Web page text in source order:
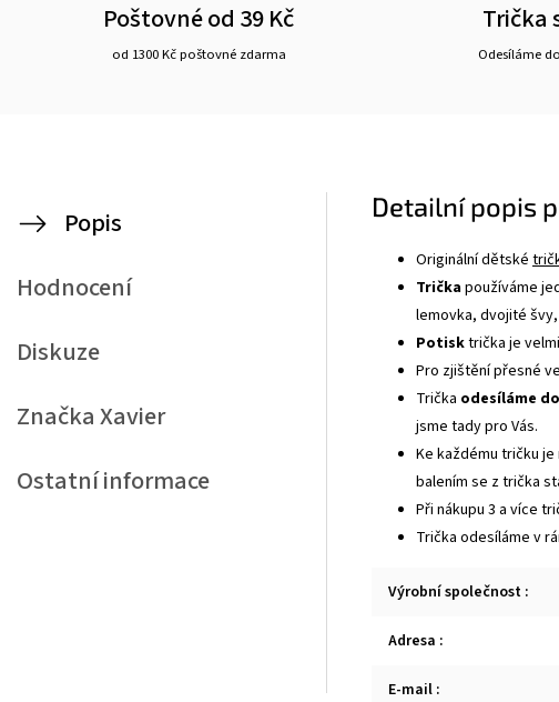
Poštovné od 39 Kč
od 1300 Kč poštovné zdarma
Trička
Odesíláme
Popis
Hodnocení
Diskuze
ZnačkaXavier
Ostatní informace
Detailní popis
Originální dětské
Tričkapoužíváme
lemovka, dvojité
Potisktrička je
Pro zjištění přesné
Trička odesíláme
jsme tady pro Vás.
Ke každému tričku
balením se z trička
Při nákupu 3 a více
Trička odesíláme v
Výrobní společnost :
Adresa :
E-mail :